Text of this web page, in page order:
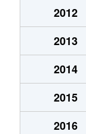
2012
2013
2014
2015
2016